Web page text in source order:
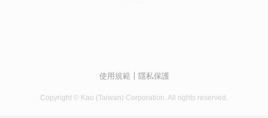
使用規範 隱私保護
Copyright © Kao (Taiwan) Corporation. All rights reserved.